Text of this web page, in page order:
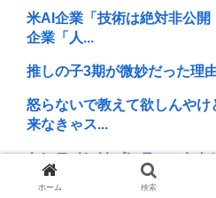
米AI企業「技術は絶対非公開
企業「人...
推しの子3期が微妙だった理
怒らないで教えて欲しんや
来なきゃス...
ケンモメンはパンティーと
グで買い替え...
ホーム 検索